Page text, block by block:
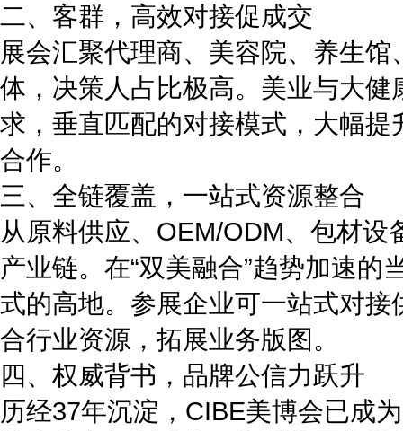
二、客群，高效对接促成交
展会汇聚代理商、美容院、养生
体，决策人占比极高。美业与大
求，垂直匹配的对接模式，大幅
合作。
三、全链覆盖，一站式资源整合
从原料供应、OEM/ODM、包材
产业链。在“双美融合”趋势加速
式的高地。参展企业可一站式对
合行业资源，拓展业务版图。
四、权威背书，品牌公信力跃升
历经37年沉淀，CIBE美博会已成